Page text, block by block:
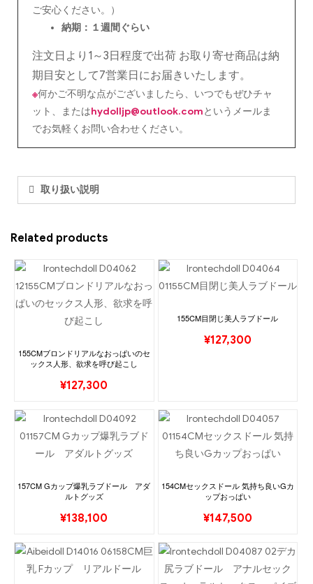
ご安心ください。）
納期：１週間ぐらい
注文日より1～3日程度で出荷 お取り寄せ商品は納
期目安として7営業日にお届きいたします。
※何かご不明な点がございましたら、いつでもぜひチャ
ット、またはhydolljp@outlook.comというメールま
でお気軽くお問い合わせください。
取り扱い説明
Related products
155CMブロンドリアルなおっぱいのセ
ックス人形、欲求を呼び起こし
¥127,300
155CM目閉じ美人ラブドール
¥127,300
157CM Gカップ爆乳ラブドール アダ
ルトグッズ
¥138,100
154CMセックスドール 気持ち良いGカ
ップおっぱい
¥147,500